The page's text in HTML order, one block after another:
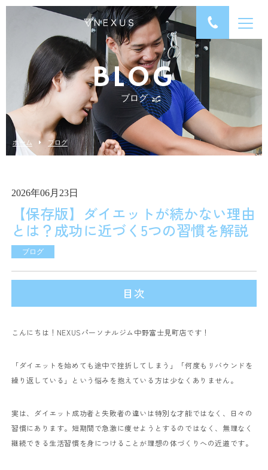
BLOG
ブログ
ホーム ブログ
2026年06月23日
【保存版】ダイエットが続かない理由
とは？成功に近づく5つの習慣を解説
ブログ
目次
こんにちは！NEXUSパーソナルジム中野富士見町店です！
「ダイエットを始めても途中で挫折してしまう」「何度もリバウンドを
繰り返している」という悩みを抱えている方は少なくありません。
実は、ダイエット成功者と失敗者の違いは特別な才能ではなく、日々の
習慣にあります。短期間で急激に痩せようとするのではなく、無理なく
継続できる生活習慣を身につけることが理想の体づくりへの近道です。